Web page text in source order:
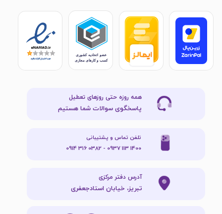
همه روزه حتی روزهای تعطیل
پاسخگوی سوالات شما هستیم
آدرس دفتر مرکزی
تبریز، خیابان استادجعفری
تلفن تماس و پشتیبانی
1400 113 0937 - 0382 316 0914